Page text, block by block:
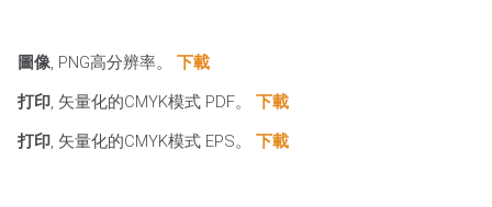
圖像 , PNG高分辨率。
下載
打印 , 矢量化的CMYK模式 PDF。
下載
打印 , 矢量化的CMYK模式 EPS。 下載